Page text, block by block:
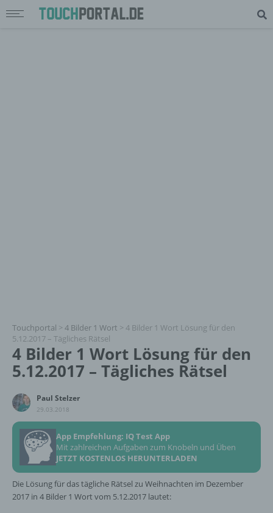
Touchportal > 4 Bilder 1 Wort > 4 Bilder 1 Wort Lösung für den
5.12.2017 – Tägliches Rätsel
4 Bilder 1 Wort Lösung für den
5.12.2017 – Tägliches Rätsel
Paul Stelzer
29.03.2018
App Empfehlung: IQ Test App
Mit zahlreichen Aufgaben zum Knobeln und Üben
JETZT KOSTENLOS HERUNTERLADEN
Die Lösung für das tägliche Rätsel zu Weihnachten im Dezember
2017 in 4 Bilder 1 Wort vom 5.12.2017 lautet: